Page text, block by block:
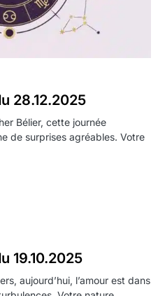
28.12.2025
Bélier, cette journée
de surprises agréables. Votre
19.10.2025
aujourd’hui, l’amour est dans